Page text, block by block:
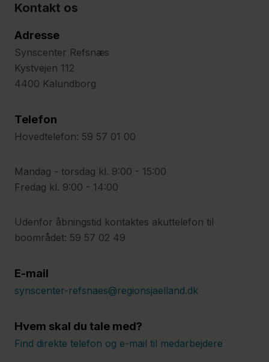
Kontakt os
Adresse
Synscenter Refsnæs
Kystvejen 112
4400 Kalundborg
Telefon
Hovedtelefon: 59 57 01 00
Mandag - torsdag kl. 9:00 - 15:00
Fredag kl. 9:00 - 14:00
Udenfor åbningstid kontaktes akuttelefon til
boområdet: 59 57 02 49
E-mail
synscenter-refsnaes@regionsjaelland.dk
Hvem skal du tale med?
Find direkte telefon og e-mail til medarbejdere